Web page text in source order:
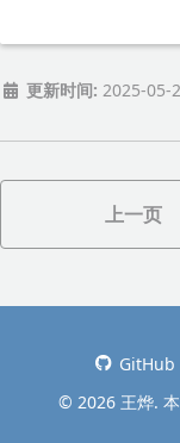
更新时间: 2025-05-
上一页
GitHub
© 2026 王烨.